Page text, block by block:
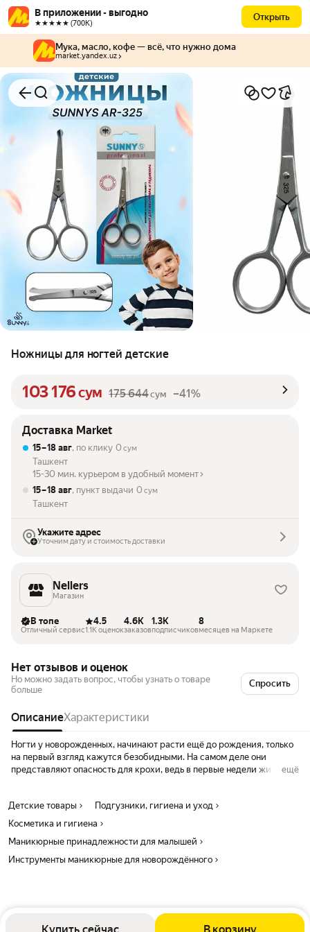
В приложении - выгодно
★★★★★ (700К)
Открыть
Мука, масло, кофе — всё, что нужно дома
market.yandex.uz
Ножницы для ногтей детские
103 176сум 175 644сум –41%
Доставка Market
15 – 18 авг, по клику 0 сум
Ташкент
15-30 мин. курьером в удобный момент
15 – 18 авг, пункт выдачи 0 сум
Ташкент
Укажите адрес
Уточним дату и стоимость доставки
Nellers
Магазин
В топе
Отличный сервис
4.5
1.1K оценок
4.6K
заказов
1.3K
подписчиков
8
месяцев на Маркете
Нет отзывов и оценок
Но можно задать вопрос, чтобы узнать о товаре
больше
Спросить
ОписаниеХарактеристики
Ногти у новорожденных, начинают расти ещё до рождения, только
на первый взгляд кажутся безобидными. На самом деле они
представляют опасность для крохи, ведь в первые недели жизни он
даже поранить глазик. Кроме того, ногти могут загибаться и
обламываться, под ними скапливаются загрязнения и микробы, что
необходимо стричь ноготки младенцам. Для этого используются
специальные ножницы для детей, которые удобно и безопасно
ребёнка от царапин и порадуют маму своим высоким качеством.
ещё
Детские товары
Подгузники, гигиена и уход
Косметика и гигиена
Маникюрные принадлежности для малышей
Инструменты маникюрные для новорождённого